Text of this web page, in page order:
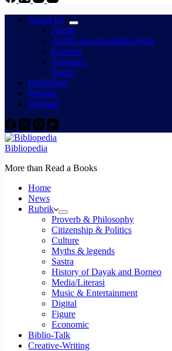
About Us
About
Author and Journalist Team
Courses
Publisher
Books
Publishing
Printing
Webinar
Bibliopedia
More than Read a Books
Home
News
Rubrik
Proverb & Philosophy
Citizenship & Politics
Culture
Myths & legends
Sastra
History of Dayak and Borneo
Media/Literasi
Music & Entertainment
Digital
Figure
Economic
Biblio-Talk
Creative-Writing